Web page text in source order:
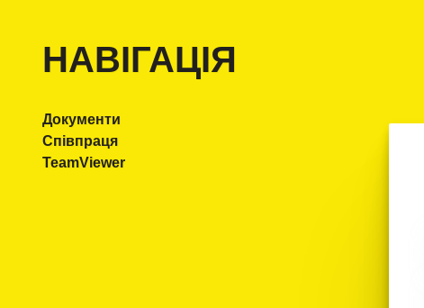
НАВІГАЦІЯ
Документи
Співпраця
TeamViewer